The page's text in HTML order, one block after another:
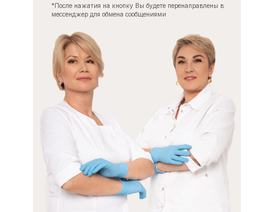
*После нажатия на кнопку Вы будете перенаправлены в
мессенджер для обмена сообщениями
СОЗДАЕМ
БЕСПЛАТНЫЕ
МАТЕРИАЛЫ
КОТОРЫЕ
ПОЗВОЛЯЮТ УСПЕВАТЬ
ЗА ТЕНДЕНЦИЯМИ В
ПРОФЕССИИ И
ПОСТОЯННО
РАЗВИВАТЬСЯ